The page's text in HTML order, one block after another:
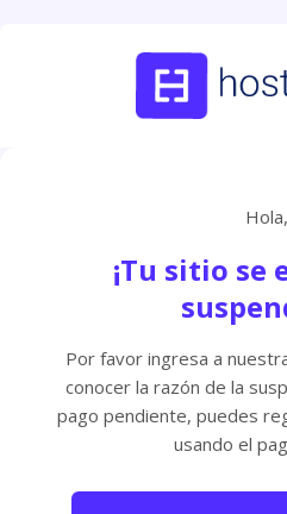
Hola,
¡Tu sitio se
Por favor ingresa a
conocer la razón de la
pago pendiente, puedes
usando el